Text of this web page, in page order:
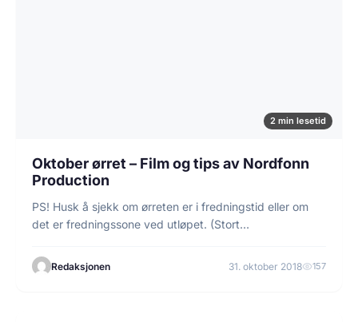
2 min lesetid
Oktober ørret – Film og tips av Nordfonn
Production
PS! Husk å sjekk om ørreten er i fredningstid eller om
det er fredningssone ved utløpet. (Stort…
Redaksjonen 31. oktober 2018 157